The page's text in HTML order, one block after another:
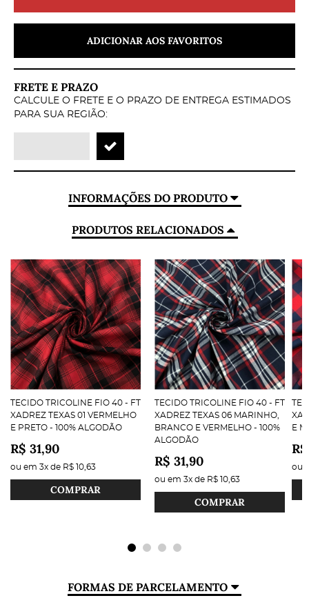
ADICIONAR AOS FAVORITOS
FRETE E PRAZO
CALCULE O FRETE E O PRAZO DE ENTREGA ESTIMADOS
PARA SUA REGIÃO:
INFORMAÇÕES DO PRODUTO
PRODUTOS RELACIONADOS
TECIDO TRICOLINE FIO 40 - FT
XADREZ TEXAS 01 VERMELHO
E PRETO - 100% ALGODÃO
R$ 31,90
ou em 3x de R$ 10,63
COMPRAR
TECIDO TRICOLINE FIO 40 - FT
XADREZ TEXAS 06 MARINHO,
BRANCO E VERMELHO - 100%
ALGODÃO
R$ 31,90
ou em 3x de R$ 10,63
COMPRAR
E
ou
FORMAS DE PARCELAMENTO